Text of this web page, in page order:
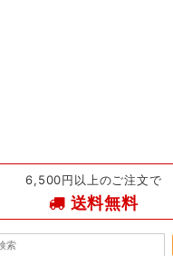
6,500円以上のご注文で
送料無料